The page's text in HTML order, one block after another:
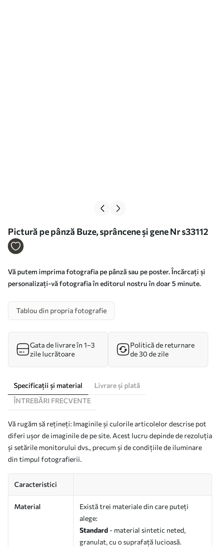
Pictură pe pânză Buze, sprâncene și gene Nr s33112
Vă putem imprima fotografia pe pânză sau pe poster. Încărcați și
personalizați-vă fotografia în editorul nostru în doar 5 minute.
Tablou din propria fotografie
Gata de livrare în 1–3
zile lucrătoare
Politică de returnare
de 30 de zile
Specificații și material
Livrare și plată
ÎNTREBĂRI FRECVENTE
Vă rugăm să rețineți: Imaginile și culorile articolelor descrise pot
diferi ușor de imaginile de pe site. Acest lucru depinde de rezoluția
și setările monitorului dvs., precum și de condițiile de iluminare
din timpul fotografierii.
Caracteristici
Material
Există trei materiale din care puteți
alege:
Standard - material sintetic neted,
granulat, cu o suprafață lucioasă.